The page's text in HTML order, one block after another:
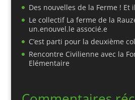
Des nouvelles de la Ferme ! Et
Le collectif La ferme de la
un.enouvel.le associé.e
C’est parti pour la deuxième
Rencontre Civilienne avec la
Elémentaire